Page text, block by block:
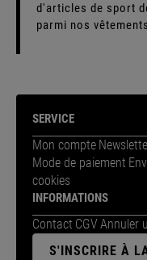
d'articles de sport
parmi nos
SERVICE
Mon compte
Mode de paiement
cookies
INFORMATIONS
Contact CGV Annuler
S'INSCRIRE À